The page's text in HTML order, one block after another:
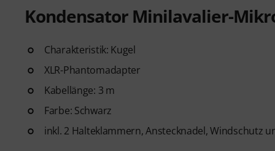
Kondensator Minilavalier-
Charakteristik: Kugel
XLR-Phantomadapter
Kabellänge: 3 m
Farbe: Schwarz
inkl. 2 Halteklammern, Anstecknadel, Windschutz